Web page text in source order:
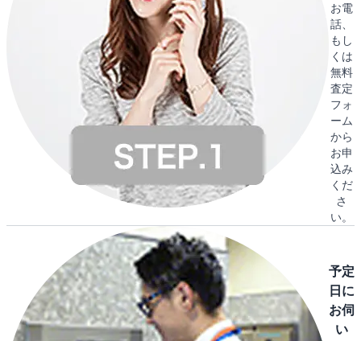
お電
話、
もし
くは
無料
査定
フォ
ーム
から
お申
込み
くだ
さ
い。
予定
日に
お伺
い